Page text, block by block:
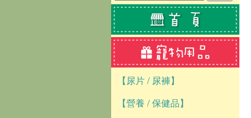
【尿片 / 尿褲】
【營養 / 保健品】